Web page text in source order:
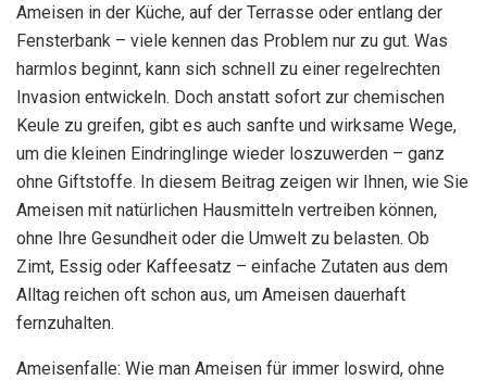
Ameisen in der Küche, auf der Terrasse oder entlang der
Fensterbank – viele kennen das Problem nur zu gut. Was
harmlos beginnt, kann sich schnell zu einer regelrechten
Invasion entwickeln. Doch anstatt sofort zur chemischen
Keule zu greifen, gibt es auch sanfte und wirksame Wege,
um die kleinen Eindringlinge wieder loszuwerden – ganz
ohne Giftstoffe. In diesem Beitrag zeigen wir Ihnen, wie Sie
Ameisen mit natürlichen Hausmitteln vertreiben können,
ohne Ihre Gesundheit oder die Umwelt zu belasten. Ob
Zimt, Essig oder Kaffeesatz – einfache Zutaten aus dem
Alltag reichen oft schon aus, um Ameisen dauerhaft
fernzuhalten.
Ameisenfalle: Wie man Ameisen für immer loswird, ohne